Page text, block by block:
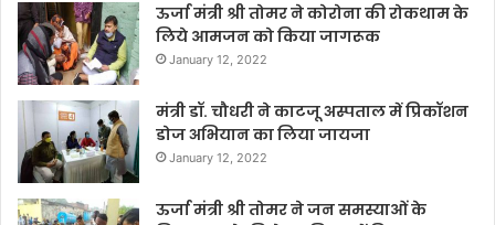
ऊर्जा मंत्री श्री तोमर ने कोरोना की रोकथाम के
लिये आमजन को किया जागरूक
January 12, 2022
मंत्री डॉ. चौधरी ने काटजू अस्पताल में प्रिकॉशन
डोज अभियान का लिया जायजा
January 12, 2022
ऊर्जा मंत्री श्री तोमर ने जन समस्याओं के